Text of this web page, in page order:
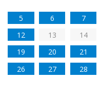
5
6 7
12
13 14
19
20 21
26
27 28